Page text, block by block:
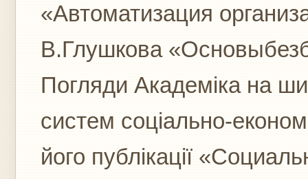
«Автоматизация
В.Глушкова
Погляди Академіка на
систем соціально-
його публікації